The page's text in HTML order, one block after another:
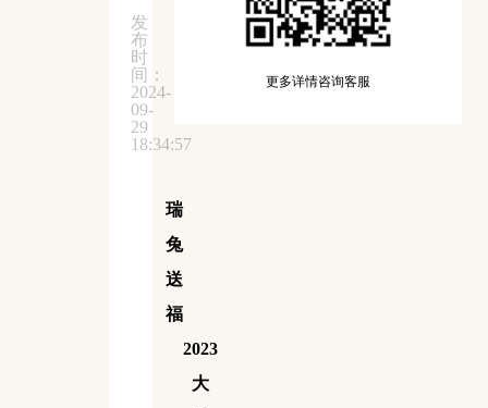
发
布
时
间：
2024-
09-
29
18:34:57
瑞
兔
送
福
2023
大
更多详情咨询客服